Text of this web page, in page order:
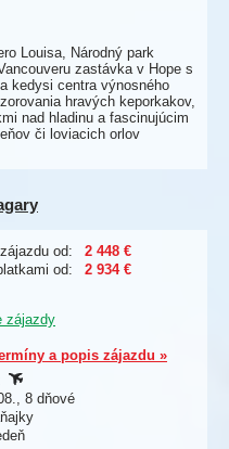
Louisa, Národný park
zastávka v Hope s
kedysi centra výnosného
hravých keporkakov,
nad hladinu a fascinujúcim
či loviacich orlov
od:
2 448 €
od:
2 934 €
zájazdy
a popis zájazdu »
8 dňové